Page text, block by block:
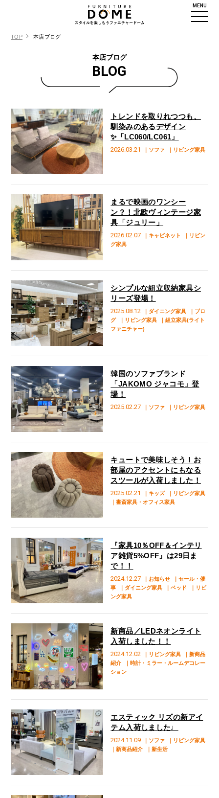
MENU
TOP 本店ブログ
本店ブログ
BLOG
2026.03.21 ｜ソファ ｜リビング家具
トレンドを取りれつつも、
馴染みのあるデザイン
✨「LC060/LC061」
2026.02.07 ｜キャビネット
｜リビン
グ家具
まるで映画のワンシー
ン？！北欧ヴィンテージ家
具「ジュリー」
2025.08.12 ｜ダイニング家具
｜ブロ
グ
｜リビング家具
｜組立家具(ライト
ファニチャー)
シンプルな組立収納家具シ
リーズ登場！
2025.02.27 ｜ソファ ｜リビング家具
韓国のソファブランド
「JAKOMO ジャコモ」登
場！
2025.02.21 ｜キッズ
｜リビング家具
｜書斎家具・オフィス家具
キュートで美味しそう！お
部屋のアクセントにもなる
スツールが入荷しました！
2024.12.27 ｜お知らせ
｜セール・催
事
｜ダイニング家具 ｜ベッド
｜リビ
ング家具
『家具10％OFF＆インテリ
ア雑貨5%OFF』は29日ま
で！！
2024.12.02 ｜リビング家具
｜新商品
紹介
｜時計・ミラー・ルームデコレー
ション
新商品／LEDネオンライト
入荷しました！！
2024.11.09 ｜ソファ
｜リビング家具
｜新商品紹介
｜新生活
エスティック リズの新アイ
テム入荷しました♩